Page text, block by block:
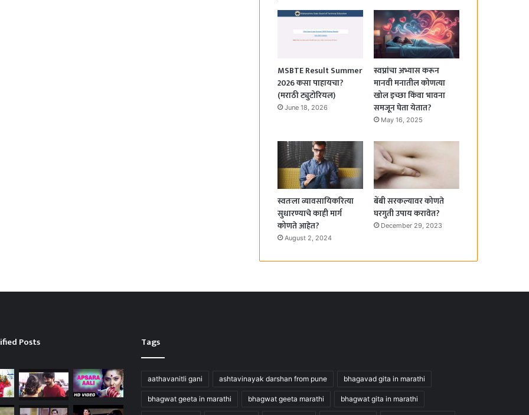
MSBTE Result Summer
2026 कसा पाहायचा?
(मराठी ट्युटोरियल)
June 18, 2026
स्वप्नांचा अभ्यास करून
मानवी मनातील कोणत्या
खोल इच्छा किंवा भावना
समजून घेता येतात?
May 16, 2025
स्वतःला व्यावसायिकरित्या
सुधारण्याचे काही मार्ग
कोणते आहेत?
August 2, 2024
बेंबी सरकल्यावर कोणते
घरगुती उपाय करावेत?
December 29, 2023
Posts Tags
aathavanitli gani ashtavinayak darshan from pune bhagavad gita in marathi
bhagwat geeta in marathi bhagwat geeta marathi bhagwat gita in marathi